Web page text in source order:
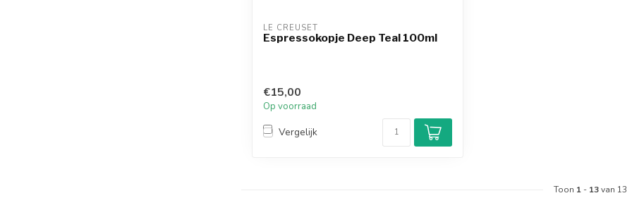
LE CREUSET
Espressokopje Deep Teal 100ml
€15,00
Op voorraad
Vergelijk
Toon 1 - 13van 13